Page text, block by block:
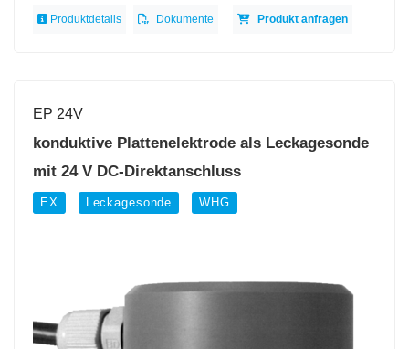
Produktdetails Dokumente Produkt anfragen
EP 24V
konduktive Plattenelektrode als Leckagesonde
mit 24 V DC-Direktanschluss
EX Leckagesonde WHG